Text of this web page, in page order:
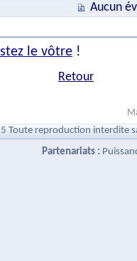
Aucun
le vôtre !
Retour
Toute reproduction interdite
Partenariats :